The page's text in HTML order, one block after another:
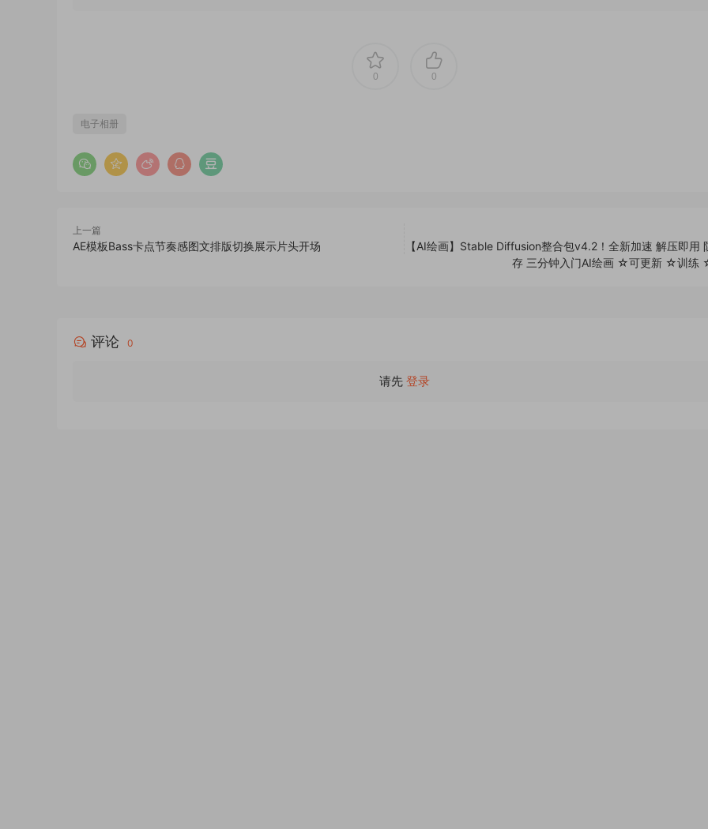
0 0
电子相册
上一篇
AE模板Bass卡点节奏感图文排版切换展示片头开场
【AI绘画】Stable Diffusion整合包v4.2！全新加速 解压即用
存 三分钟入门AI绘画 ☆可更新 ☆训练
评论 0
请先 登录